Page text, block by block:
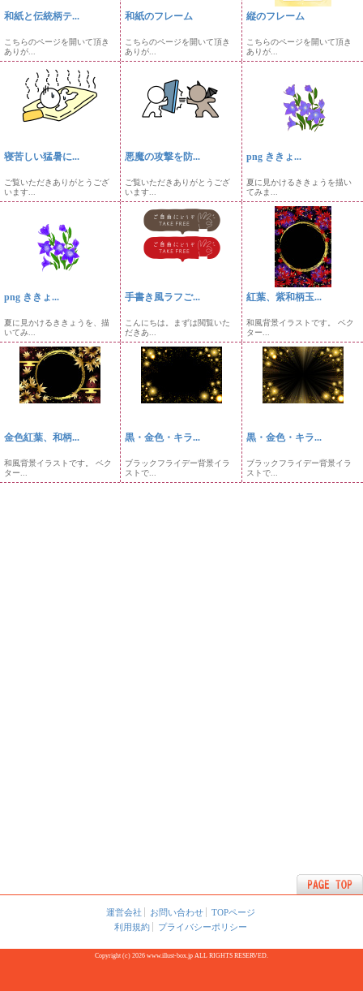
和紙と伝統柄テ...
こちらのページを開いて頂き
ありが...
和紙のフレーム
こちらのページを開いて頂き
ありが...
縦のフレーム
こちらのページを開いて頂き
ありが...
寝苦しい猛暑に...
ご覧いただきありがとうござ
います...
悪魔の攻撃を防...
ご覧いただきありがとうござ
います...
png ききょ...
夏に見かけるききょうを描い
てみま...
png ききょ...
夏に見かけるききょうを、描
いてみ...
手書き風ラフご...
こんにちは。まずは閲覧いた
だきあ...
紅葉、紫和柄玉...
和風背景イラストです。 ベク
ター...
金色紅葉、和柄...
和風背景イラストです。 ベク
ター...
黒・金色・キラ...
ブラックフライデー背景イラ
ストで...
黒・金色・キラ...
ブラックフライデー背景イラ
ストで...
運営会社 お問い合わせ
TOPページ
利用規約
プライバシーポリシー
Copyright (c) 2026 www.illust-box.jp ALL RIGHTS RESERVED.